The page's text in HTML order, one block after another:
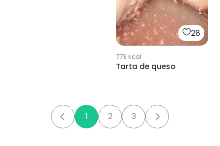
28
773 kcal
Tarta de queso
1 2 3